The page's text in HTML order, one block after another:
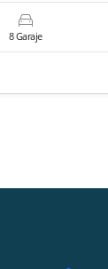
8 Garaje